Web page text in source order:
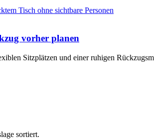
vorher planen
Sitzplätzen und einer ruhigen
sortiert.